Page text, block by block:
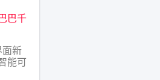
性投
望
巴千
新
能可